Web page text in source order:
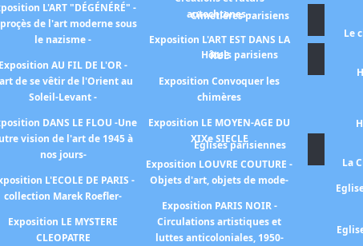
L'ART "DÉGÉNÉRÉ" -
de l'art moderne sous
le nazisme -
Exposition AU FIL DE L'OR -
de se vêtir de l'Orient au
Soleil-Levant -
DANS LE FLOU -Une
vision de l'art de 1945 à
nos jours-
L'ECOLE DE PARIS -
collection Marek Roefler-
Exposition LE MYSTERE
CLEOPATRE
autochtones -
Exposition L'ART EST DANS LA
RUE
Exposition Convoquer les
chimères
Exposition LE MOYEN-AGE DU
XIXe SIECLE
Exposition LOUVRE COUTURE -
Objets d'art, objets de mode-
Exposition PARIS NOIR -
Circulations artistiques et
luttes anticoloniales, 1950-
Cimetières parisiens
Le
Hôtels parisiens
Eglises parisiennes
La